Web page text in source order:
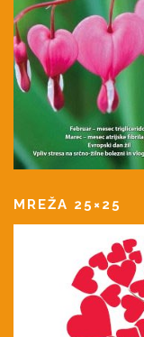
MREŽA 25×25